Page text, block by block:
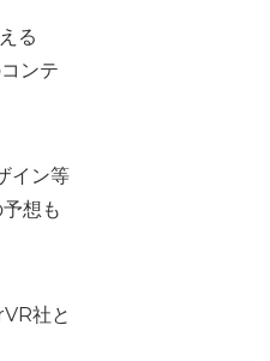
る
ンテ
イン等
想も
社と